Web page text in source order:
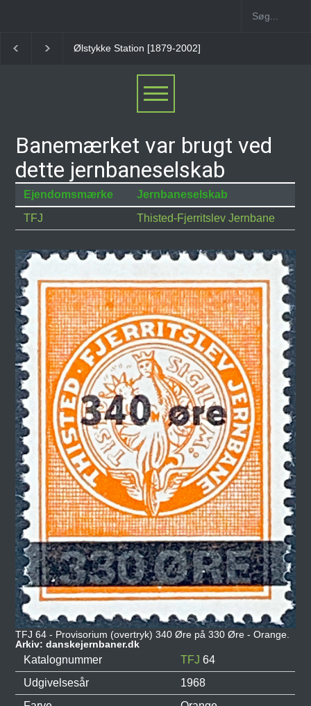
Ølstykke Station [1879-2002]
Banemærket var brugt ved
dette jernbaneselskab
Ejendomsmærke
Jernbaneselskab
TFJ
Thisted-Fjerritslev Jernbane
TFJ 64 - Provisorium (overtryk) 340 Øre på 330 Øre - Orange.
Arkiv: danskejernbaner.dk
Katalognummer TFJ 64
Udgivelsesår
1968